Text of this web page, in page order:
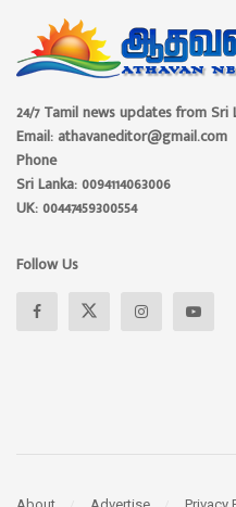
24/7 Tamil news updates from Sri
Email: athavaneditor@gmail.com
Phone
Sri Lanka: 0094114063006
UK: 00447459300554
Follow Us